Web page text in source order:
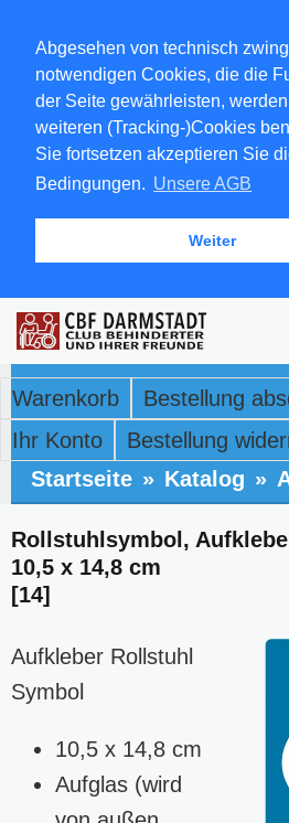
Abgesehen von technisch
notwendigen Cookies, die die
der Seite gewährleisten,
weiteren (Tracking-)Cookies
Sie fortsetzen akzeptieren Sie
Bedingungen. Unsere AGB
Weiter
Warenkorb
Bestellung
Ihr Konto
Bestellung
Startseite » Katalog »
Rollstuhlsymbol,
10,5 x 14,8 cm
[14]
Aufkleber Rollstuhl
Symbol
10,5 x 14,8 cm
Aufglas (wird